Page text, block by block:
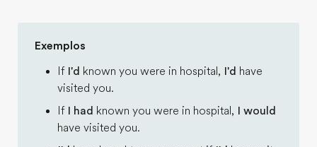
Exemplos
If I'd known you were in hospital, I'd have
visited you.
If I had known you were in hospital, I would
have visited you.